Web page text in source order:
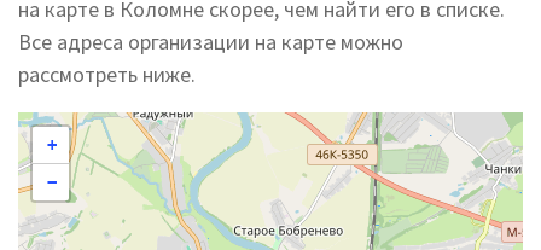
на карте в Коломне скорее, чем найти его в списке.
Все адреса организации на карте можно
рассмотреть ниже.
+
−